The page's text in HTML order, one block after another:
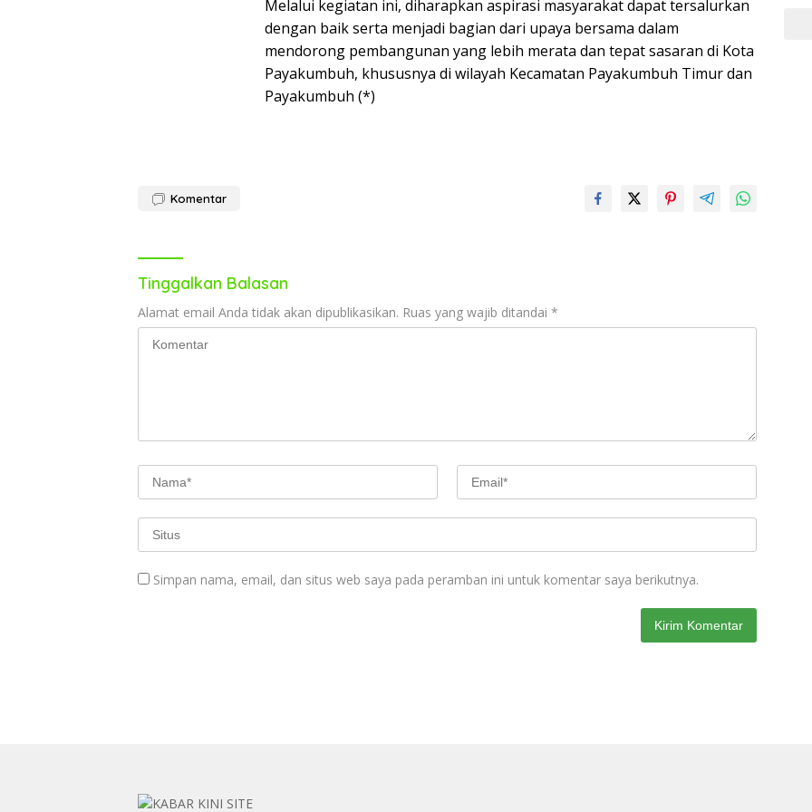
Melalui kegiatan ini, diharapkan aspirasi masyarakat dapat tersalurkan
dengan baik serta menjadi bagian dari upaya bersama dalam
mendorong pembangunan yang lebih merata dan tepat sasaran di Kota
Payakumbuh, khususnya di wilayah Kecamatan Payakumbuh Timur dan
Payakumbuh (*)
Komentar
Tinggalkan Balasan
Alamat email Anda tidak akan dipublikasikan. Ruas yang wajib ditandai *
Simpan nama, email, dan situs web saya pada peramban ini untuk komentar saya berikutnya.